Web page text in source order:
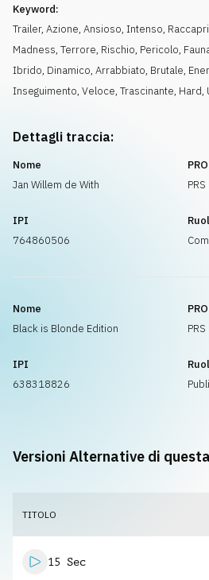
Keyword:
Trailer, Azione, Ansioso, Intenso,
Madness, Terrore, Rischio, Pericolo,
Ibrido, Dinamico, Arrabbiato, Brutale,
Inseguimento, Veloce, Trascinante, Hard,
Dettagli traccia:
Nome
Jan Willem de With
IPI
764860506
Nome
Black is Blonde Edition
IPI
638318826
Versioni Alternative di
TITOLO
15 Sec